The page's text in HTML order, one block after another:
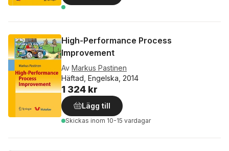
High-Performance Process
Improvement
Av Markus Pastinen
Häftad, Engelska, 2014
1 324 kr
Lägg till
Skickas inom 10-15 vardagar